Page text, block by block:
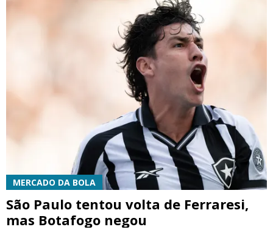
MERCADO DA BOLA
São Paulo tentou volta de Ferraresi,
mas Botafogo negou